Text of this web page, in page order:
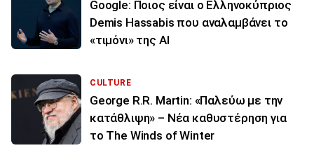
Google: Ποιος είναι ο Ελληνοκύπριος
Demis Hassabis που αναλαμβάνει το
«τιμόνι» της ΑΙ
CULTURE
George R.R. Martin: «Παλεύω με την
κατάθλιψη» – Νέα καθυστέρηση για
το The Winds of Winter